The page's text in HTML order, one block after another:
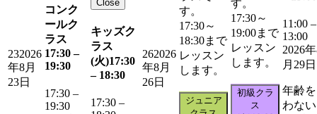
232026
年8月
23日
コンク
ールク
ラス
17:30 –
19:30
17:30 –
19:30
Close
キッズク
ラス
(火)17:30
– 18:30
17:30 –
262026
年8月
26日
す。
17:30～
18:30まで
レッスン
します。
ジュニア
す。
17:30～
19:00まで
レッスン
します。
初級クラ
ス
11:00 –
13:00
2026
月29日
年齢
わな